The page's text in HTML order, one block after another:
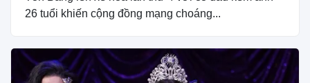
26 tuổi khiến cộng đồng mạng choáng...